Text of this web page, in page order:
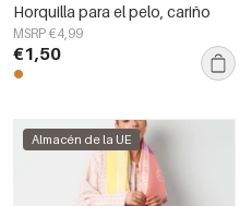
Horquilla para el pelo, cariño
MSRP €4,99
€1,50
Almacén de la UE